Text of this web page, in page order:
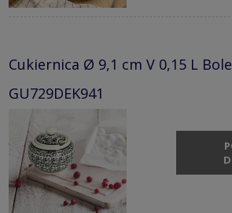
Cukiernica Ø 9,1 cm V 0,15 L
GU729DEK941